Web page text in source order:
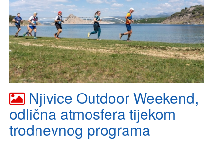
Njivice Outdoor Weekend,
odlična atmosfera tijekom
trodnevnog programa